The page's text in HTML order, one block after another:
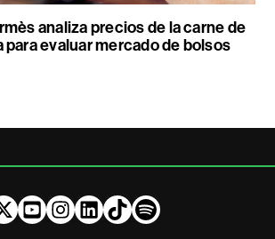
analiza precios de la carne de
para evaluar mercado de bolsos